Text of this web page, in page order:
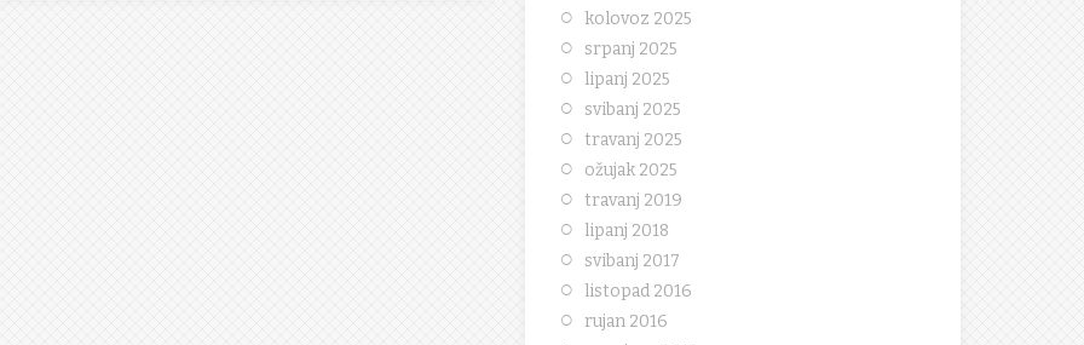
kolovoz 2025
srpanj 2025
lipanj 2025
svibanj 2025
travanj 2025
ožujak 2025
travanj 2019
lipanj 2018
svibanj 2017
listopad 2016
rujan 2016